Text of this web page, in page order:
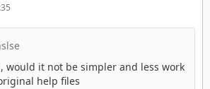
would it not be simpler and less work
help files